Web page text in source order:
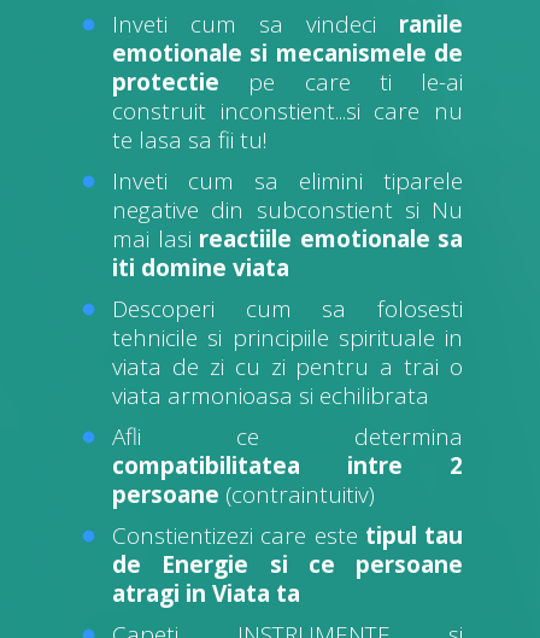
Inveti cum sa vindeci ranile
emotionale si mecanismele de
protectie pe care ti le-ai
construit inconstient...si care nu
te lasa sa fii tu!
Inveti cum sa elimini tiparele
negative din subconstient si Nu
mai lasi reactiile emotionale sa
iti domine viata
Descoperi cum sa folosesti
tehnicile si principiile spirituale in
viata de zi cu zi pentru a trai o
viata armonioasa si echilibrata
Afli ce determina
compatibilitatea intre 2
persoane (contraintuitiv)
Constientizezi care este tipul tau
de Energie si ce persoane
atragi in Viata ta